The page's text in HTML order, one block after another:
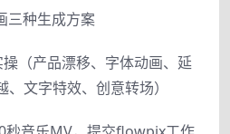
三种生成方案
（产品漂移、字体动画、延
文字特效、创意转场）